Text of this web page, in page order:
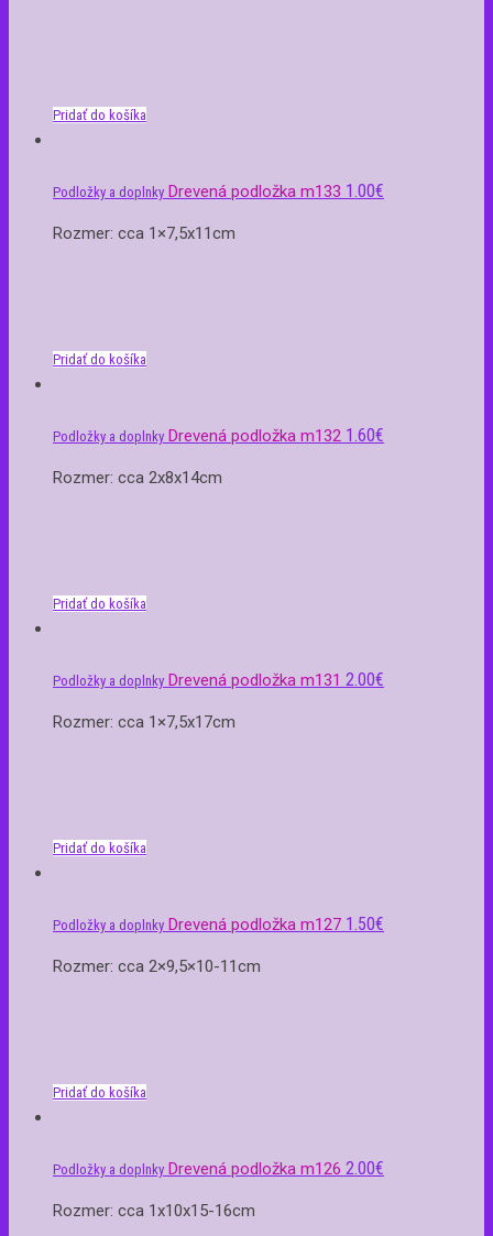
Pridať do košíka
Podložky a doplnky Drevená podložka m133 1.00€
Rozmer: cca 1×7,5x11cm
Pridať do košíka
Podložky a doplnky Drevená podložka m132 1.60€
Rozmer: cca 2x8x14cm
Pridať do košíka
Podložky a doplnky Drevená podložka m131 2.00€
Rozmer: cca 1×7,5x17cm
Pridať do košíka
Podložky a doplnky Drevená podložka m127 1.50€
Rozmer: cca 2×9,5×10-11cm
Pridať do košíka
Podložky a doplnky Drevená podložka m126 2.00€
Rozmer: cca 1x10x15-16cm